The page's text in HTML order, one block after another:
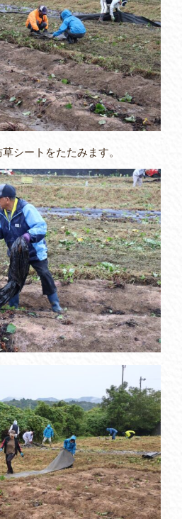
シートをたたみます。